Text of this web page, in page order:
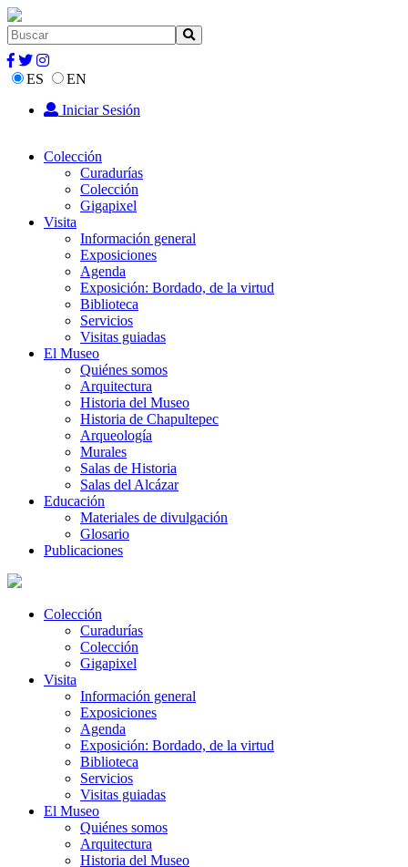
ES
EN
Iniciar Sesión
Colección
Curadurías
Colección
Gigapixel
Visita
Información general
Exposiciones
Agenda
Exposición: Bordado, de la virtud
Biblioteca
Servicios
Visitas guiadas
El Museo
Quiénes somos
Arquitectura
Historia del Museo
Historia de Chapultepec
Arqueología
Murales
Salas de Historia
Salas del Alcázar
Educación
Materiales de divulgación
Glosario
Publicaciones
Colección
Curadurías
Colección
Gigapixel
Visita
Información general
Exposiciones
Agenda
Exposición: Bordado, de la virtud
Biblioteca
Servicios
Visitas guiadas
El Museo
Quiénes somos
Arquitectura
Historia del Museo